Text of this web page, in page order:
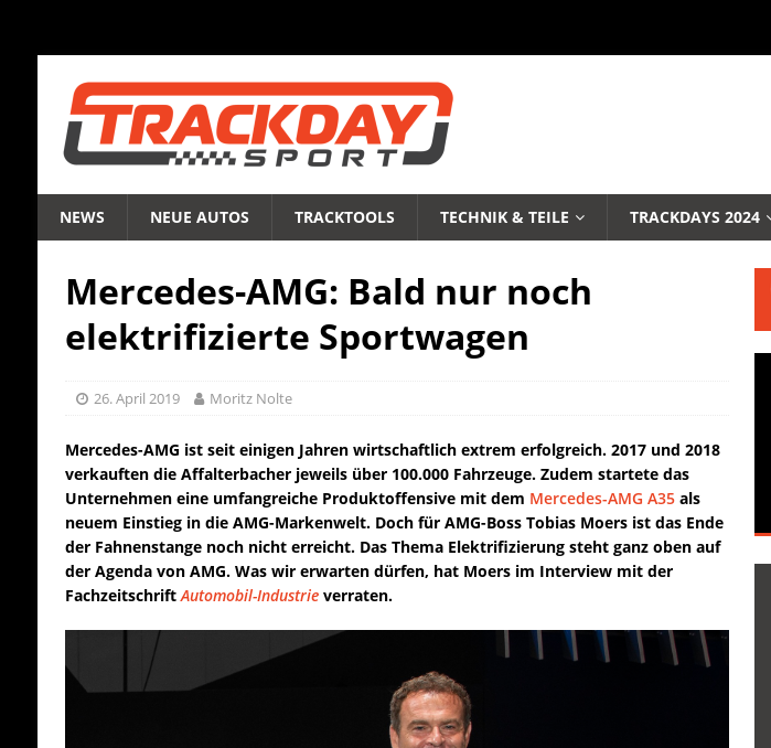
NEWS NEUE AUTOS TRACKTOOLS TECHNIK & TEILE TRACKDAYS 2024
Mercedes-AMG: Bald nur noch
elektrifizierte Sportwagen
26. April 2019 Moritz Nolte
Mercedes-AMG ist seit einigen Jahren wirtschaftlich extrem erfolgreich. 2017 und 2018
verkauften die Affalterbacher jeweils über 100.000 Fahrzeuge. Zudem startete das
Unternehmen eine umfangreiche Produktoffensive mit dem Mercedes-AMG A35als
neuem Einstieg in die AMG-Markenwelt. Doch für AMG-Boss Tobias Moers ist das Ende
der Fahnenstange noch nicht erreicht. Das Thema Elektrifizierung steht ganz oben auf
der Agenda von AMG. Was wir erwarten dürfen, hat Moers im Interview mit der
FachzeitschriftAutomobil-Industrieverraten.